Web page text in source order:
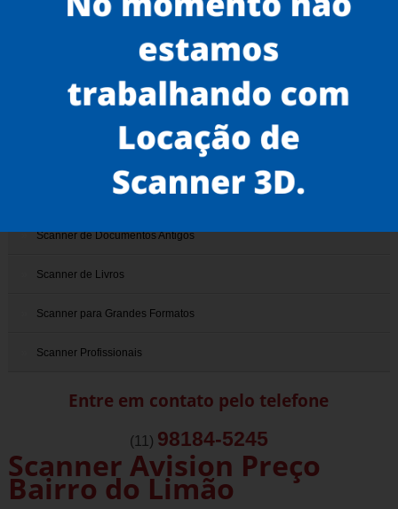
scanner avision preço Bairro do Limão
Serviços
Scanner de Documentos
Scanner de Documentos Antigos
Scanner de Livros
Scanner para Grandes Formatos
Scanner Profissionais
Entre em contato pelo telefone
(11) 98184-5245
Scanner Avision Preço
Bairro do Limão